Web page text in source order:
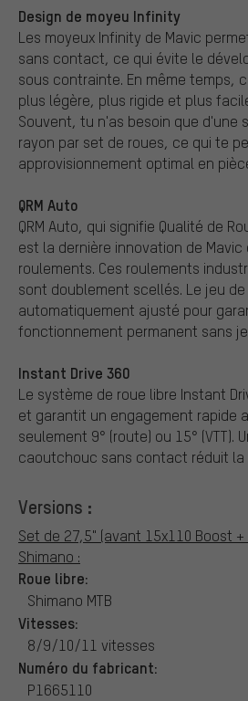
Design de moyeu Infinity
Les moyeux Infinity de Mavic
sans contact, ce qui évite le
sous contrainte. En même temps,
plus légère, plus rigide et plus
Souvent, tu n'as besoin que d'une
rayon par set de roues, ce qui te
approvisionnement optimal en
QRM Auto
QRM Auto, qui signifie Qualité de
est la dernière innovation de Mavic
roulements. Ces roulements
sont doublement scellés. Le jeu
automatiquement ajusté pour
fonctionnement permanent sans
Instant Drive 360
Le système de roue libre Instant
et garantit un engagement rapide
seulement 9° (route) ou 15° (VTT).
caoutchouc sans contact réduit la
Versions :
Set de 27,5" (avant 15x110 Boost
Shimano :
Roue libre:
Shimano MTB
Vitesses:
8/9/10/11 vitesses
Numéro du fabricant:
P1665110